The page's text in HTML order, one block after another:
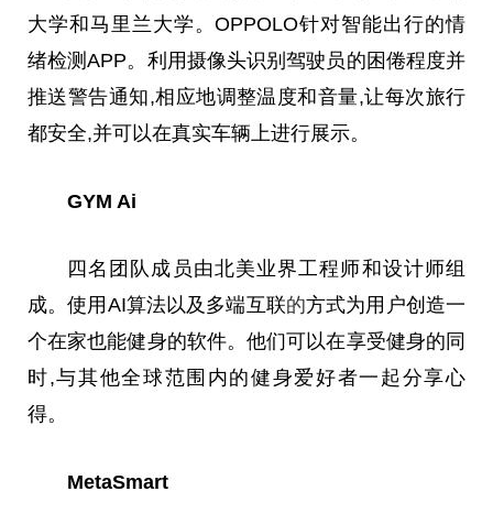
大学和马里兰大学。OPPOLO针对智能出行的情
绪检测APP。利用摄像头识别驾驶员的困倦程度并
推送警告通知,相应地调整温度和音量,让每次旅行
都安全,并可以在真实车辆上进行展示。
GYM Ai
四名团队成员由北美业界工程师和设计师组
成。使用AI算法以及多端互联的方式为用户创造一
个在家也能健身的软件。他们可以在享受健身的同
时,与其他全球范围内的健身爱好者一起分享心
得。
MetaSmart